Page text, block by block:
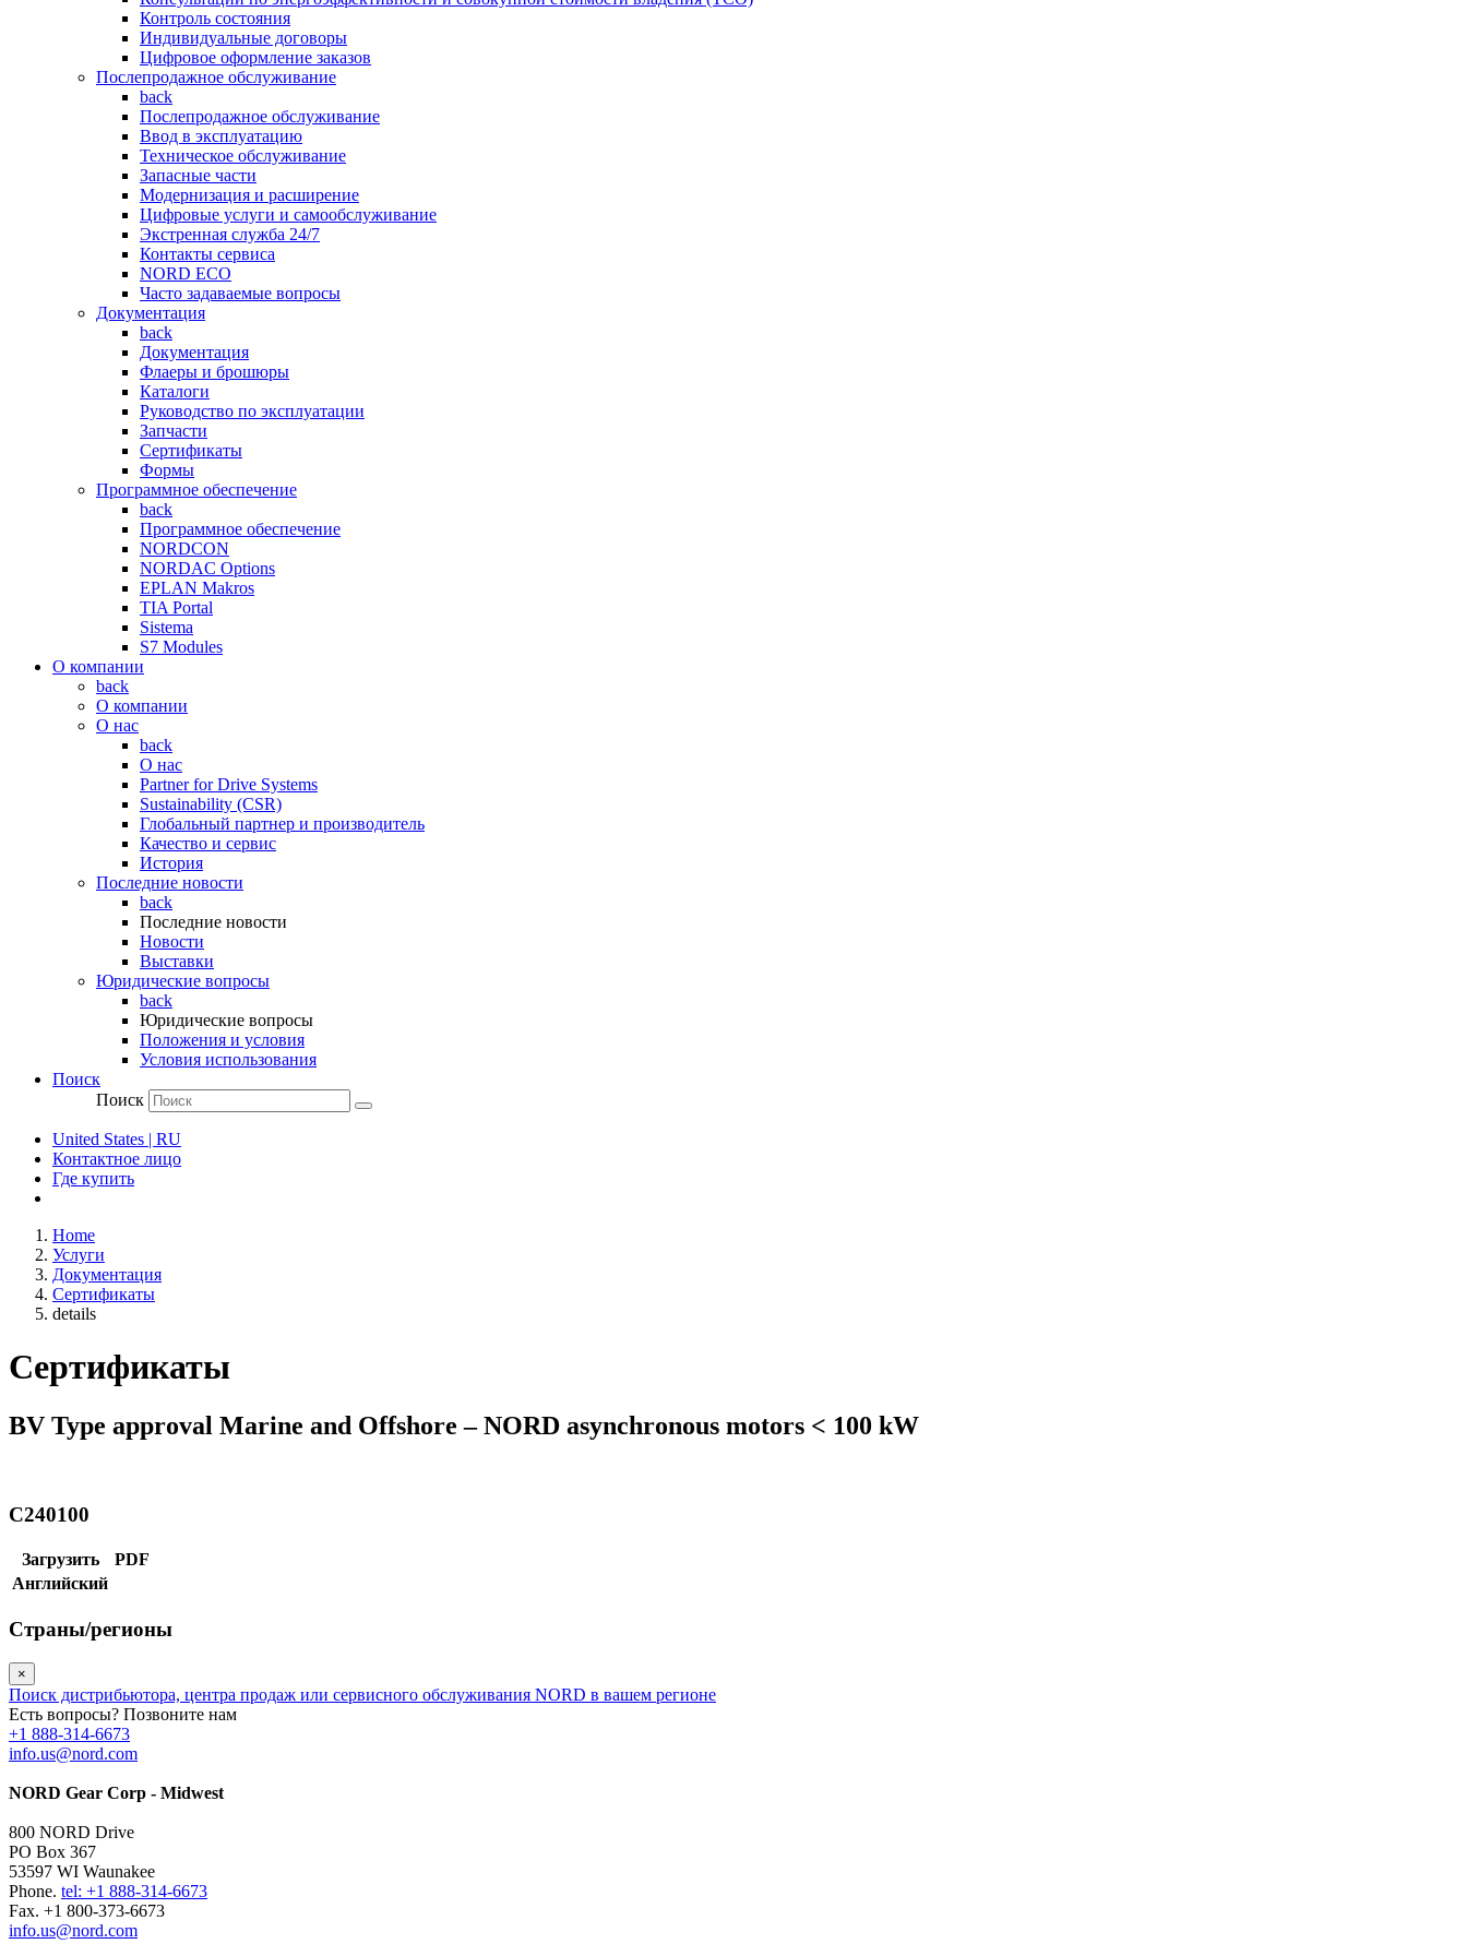
Контроль состояния
Индивидуальные договоры
Цифровое оформление заказов
Послепродажное обслуживание
back
Послепродажное обслуживание
Ввод в эксплуатацию
Техническое обслуживание
Запасные части
Модернизация и расширение
Цифровые услуги и самообслуживание
Экстренная служба 24/7
Контакты сервиса
NORD ECO
Часто задаваемые вопросы
Документация
back
Документация
Флаеры и брошюры
Каталоги
Руководство по эксплуатации
Запчасти
Сертификаты
Формы
Программное обеспечение
back
Программное обеспечение
NORDCON
NORDAC Options
EPLAN Makros
TIA Portal
Sistema
S7 Modules
О компании
back
О компании
О нас
back
О нас
Partner for Drive Systems
Sustainability (CSR)
Глобальный партнер и производитель
Качество и сервис
История
Последние новости
back
Последние новости
Новости
Выставки
Юридические вопросы
back
Юридические вопросы
Положения и условия
Условия использования
Поиск
Поиск
United States | RU
Контактное лицо
Где купить
Home
Услуги
Документация
Сертификаты
details
Сертификаты
BV Type approval Marine and Offshore – NORD asynchronous motors < 100 kW
C240100
Загрузить
PDF
Английский
Страны/регионы
×
Поиск дистрибьютора, центра продаж или сервисного обслуживания NORD в вашем регионе
Есть вопросы? Позвоните нам
+1 888-314-6673
info.us@nord.com
NORD Gear Corp - Midwest
800 NORD Drive
PO Box 367
53597 WI Waunakee
Phone. tel: +1 888-314-6673
Fax. +1 800-373-6673
info.us@nord.com